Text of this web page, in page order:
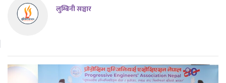
लुम्बिनी सञ्चार